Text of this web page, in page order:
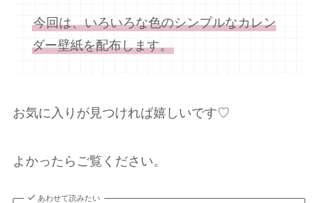
今回は、いろいろな色のシンプルなカレン
ダー壁紙を配布します。
お気に入りが見つければ嬉しいです♡
よかったらご覧ください。
あわせて読みたい